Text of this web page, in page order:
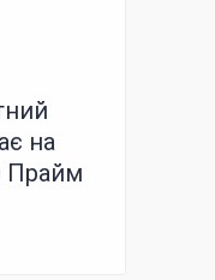
на
Прайм